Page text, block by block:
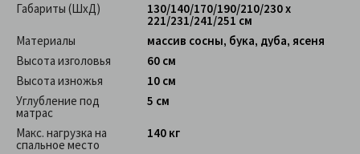
Габариты (ШхД)
130/140/170/190/210/230 х
221/231/241/251 см
Материалы
массив сосны, бука, дуба, ясеня
Высота изголовья
60 см
Высота изножья
10 см
Углубление под
матрас
5 см
Макс. нагрузка на
спальное место
140 кг